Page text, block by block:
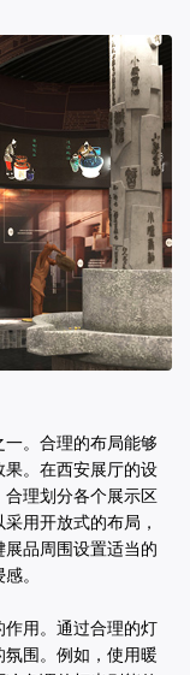
。合理的布局能够
。在西安展厅的设
理划分各个展示区
用开放式的布局，
品周围设置适当的
。
用。通过合理的灯
围。例如，使用暖